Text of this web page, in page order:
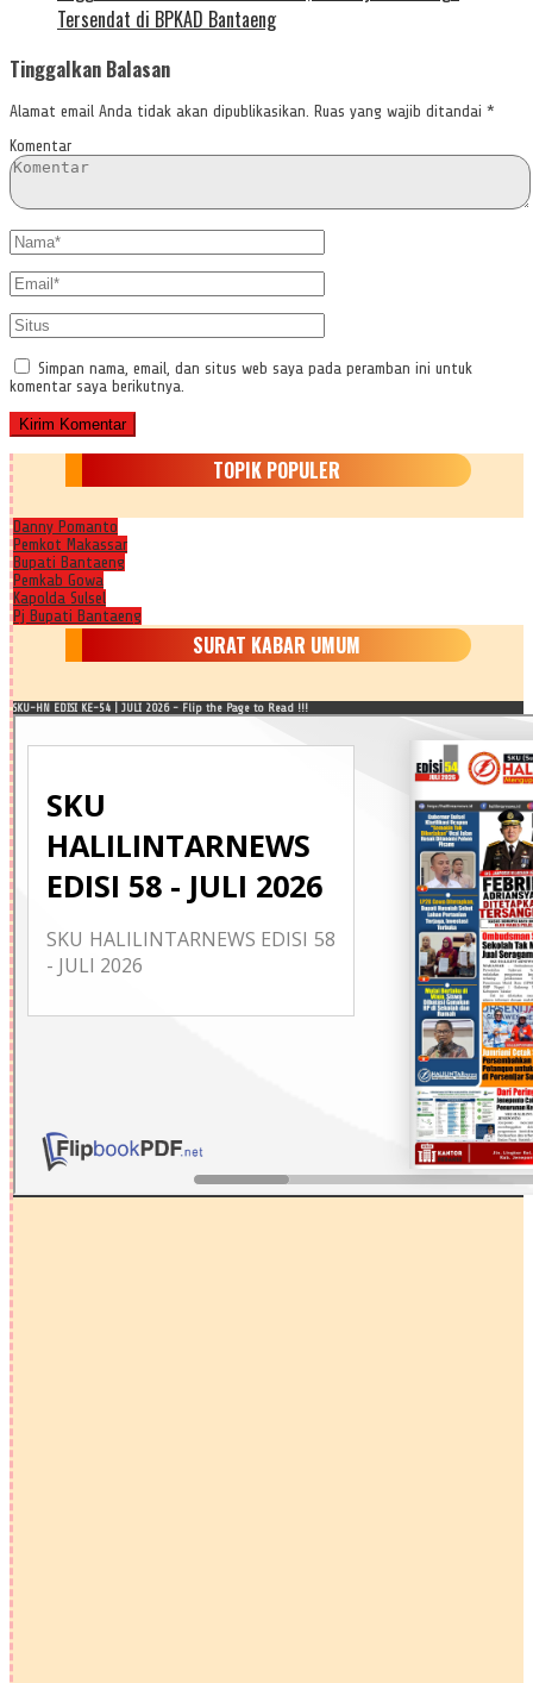
Tersendat di BPKAD Bantaeng
Tinggalkan Balasan
Alamat email Anda tidak akan dipublikasikan. Ruas yang wajib ditandai *
Komentar
Simpan nama, email, dan situs web saya pada peramban ini untuk
komentar saya berikutnya.
TOPIK POPULER
Danny Pomanto
Pemkot Makassar
Bupati Bantaeng
Pemkab Gowa
Kapolda Sulsel
Pj Bupati Bantaeng
SURAT KABAR UMUM
SKU-HN EDISI KE-54 | JULI 2026 - Flip the Page to Read !!!